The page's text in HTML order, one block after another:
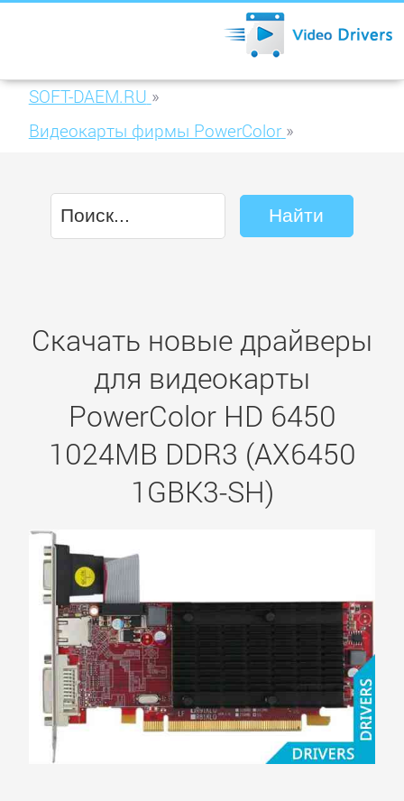
SOFT-DAEM.RU »
Видеокарты фирмы PowerColor »
(AX6450 1GBK3-SH)
Скачать новые драйверы
для видеокарты
PowerColor HD 6450
1024MB DDR3 (AX6450
1GBK3-SH)